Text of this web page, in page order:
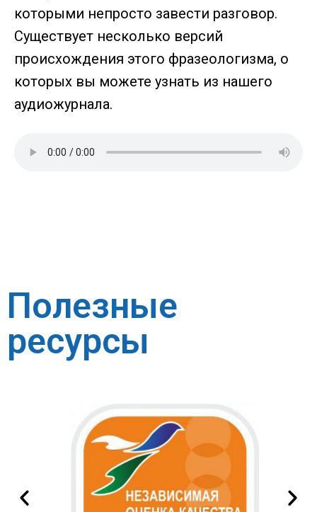
которыми непросто завести разговор.
Существует несколько версий
происхождения этого фразеологизма, о
которых вы можете узнать из нашего
аудиожурнала.
Полезные
ресурсы